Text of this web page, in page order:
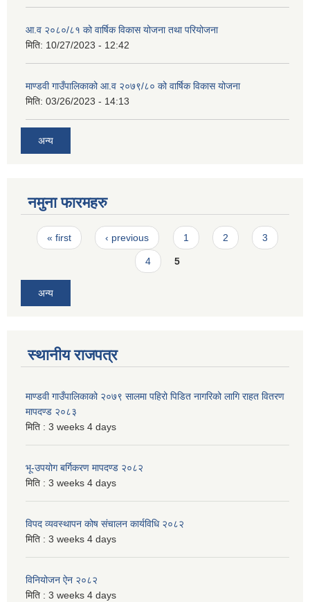
आ.व २०८०/८१ को वार्षिक विकास योजना तथा परियोजना
मिति: 10/27/2023 - 12:42
माण्डवी गाउँपालिकाको आ.व २०७९/८० को वार्षिक विकास योजना
मिति: 03/26/2023 - 14:13
अन्य
नमुना फारमहरु
Pages
« first ‹ previous 1 2 3
4 5
अन्य
स्थानीय राजपत्र
माण्डवी गाउँपालिकाको २०७९ सालमा पहिरो पिडित नागरिको लागि राहत वितरण
मापदण्ड २०८३
मिति : 3 weeks 4 days
भू-उपयोग बर्गिकरण मापदण्ड २०८२
मिति : 3 weeks 4 days
विपद व्यवस्थापन कोष संचालन कार्यविधि २०८२
मिति : 3 weeks 4 days
विनियोजन ऐन २०८२
मिति : 3 weeks 4 days